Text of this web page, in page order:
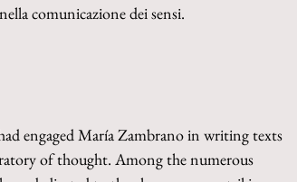
comunicazione dei sensi.
engaged María Zambrano in writing texts
of thought. Among the numerous